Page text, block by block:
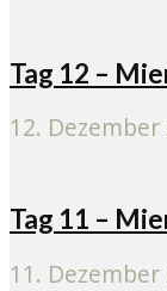
Tag 12 –
12. Dezember
Tag 11 –
11. Dezember